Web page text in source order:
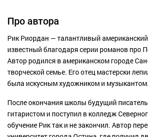
Про автора
Рик Риордан — талантливый
известный благодаря серии романов про
Автор родился в американском городе
творческой семье. Его отец мастерски
была искусным художником и музыкантом.
После окончания школы будущий
гитаристом и поступил в колледж
обучение Рик так и не закончил. Автор